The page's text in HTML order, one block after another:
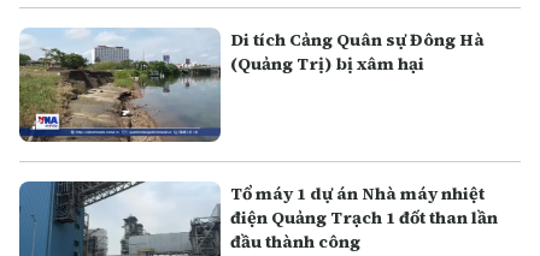
Di tích Cảng Quân sự Đông Hà
(Quảng Trị) bị xâm hại
Tổ máy 1 dự án Nhà máy nhiệt
điện Quảng Trạch 1 đốt than lần
đầu thành công